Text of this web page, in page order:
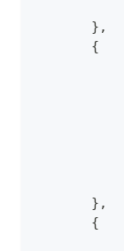
} ,
{
} ,
{